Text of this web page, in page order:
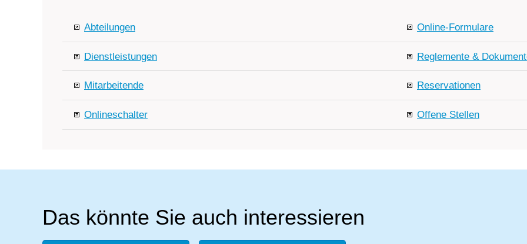
Abteilungen Online-Formulare
Dienstleistungen Reglemente &
Mitarbeitende Reservationen
Onlineschalter Offene Stellen
Das könnte Sie auch interessieren